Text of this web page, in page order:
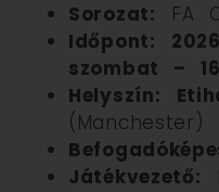
Sorozat: FA
Időpont:
szombat –
Helyszín:
(Manchester)
Játékvezető: